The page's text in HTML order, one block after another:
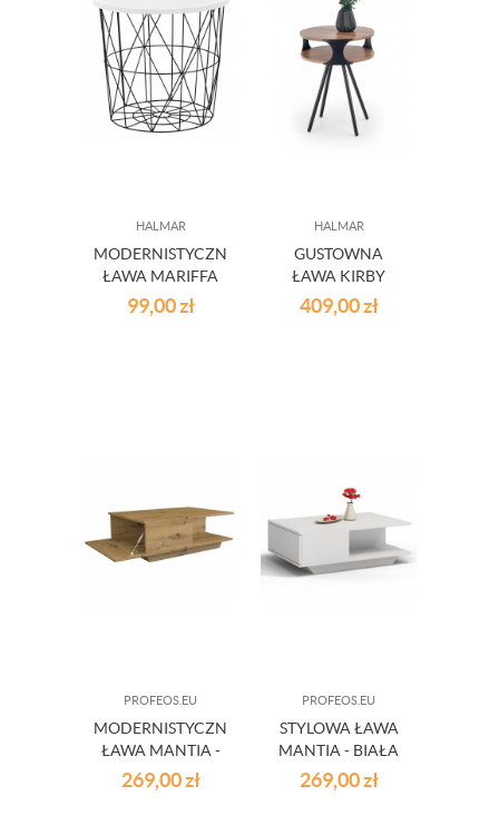
HALMAR
MODERNISTYCZNA
ŁAWA MARIFFA
99,00zł
HALMAR
GUSTOWNA
ŁAWA KIRBY
409,00zł
PROFEOS.EU
MODERNISTYCZNA
ŁAWA MANTIA -
DĄB ARTISAN
269,00zł
PROFEOS.EU
STYLOWA ŁAWA
MANTIA - BIAŁA
269,00zł